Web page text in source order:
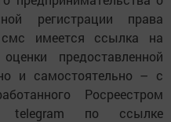
регистрации права
имеется ссылка на
предоставленной
и самостоятельно – с
Росреестром
telegram по ссылке